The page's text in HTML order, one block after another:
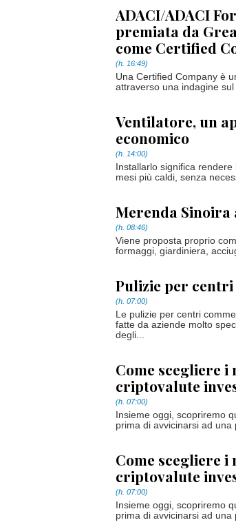
ADACI/ADACI
premiata da
come Certified
(h. 16:49)
Una Certified Company è
attraverso una indagine
Ventilatore, un
economico
(h. 14:00)
Installarlo significa
mesi più caldi, senza
Merenda Sinoira
(h. 08:46)
Viene proposta proprio
formaggi, giardiniera,
Pulizie per
(h. 07:00)
Le pulizie per centri
fatte da aziende molto
degli...
Come scegliere
criptovalute
(h. 07:00)
Insieme oggi, scopriremo
prima di avvicinarsi ad
Come scegliere
criptovalute
(h. 07:00)
Insieme oggi, scopriremo
prima di avvicinarsi ad